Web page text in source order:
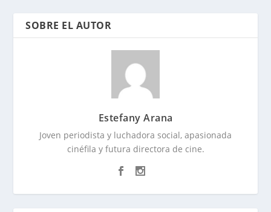
SOBRE EL AUTOR
Estefany Arana
Joven periodista y luchadora social, apasionada
cinéfila y futura directora de cine.